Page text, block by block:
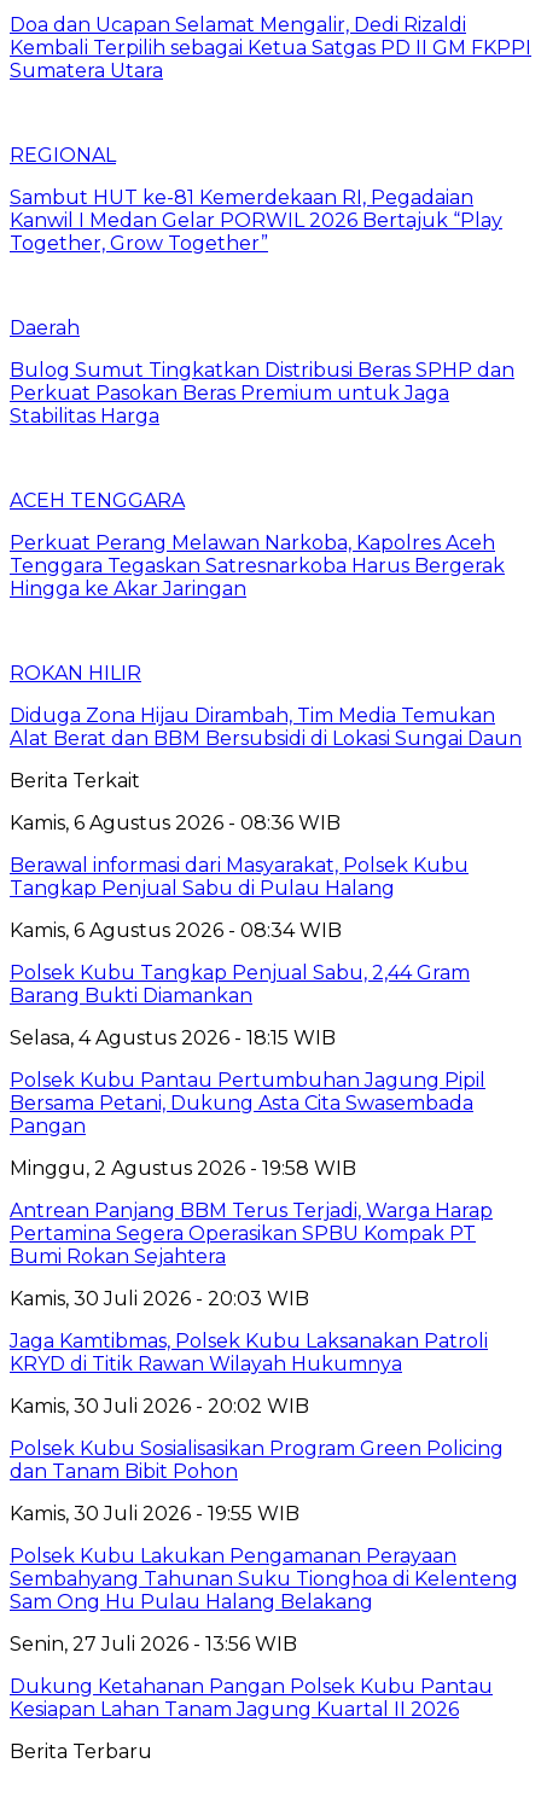
Doa dan Ucapan Selamat Mengalir, Dedi Rizaldi
Kembali Terpilih sebagai Ketua Satgas PD II GM FKPPI
Sumatera Utara
REGIONAL
Sambut HUT ke-81 Kemerdekaan RI, Pegadaian
Kanwil I Medan Gelar PORWIL 2026 Bertajuk “Play
Together, Grow Together”
Daerah
Bulog Sumut Tingkatkan Distribusi Beras SPHP dan
Perkuat Pasokan Beras Premium untuk Jaga
Stabilitas Harga
ACEH TENGGARA
Perkuat Perang Melawan Narkoba, Kapolres Aceh
Tenggara Tegaskan Satresnarkoba Harus Bergerak
Hingga ke Akar Jaringan
ROKAN HILIR
Diduga Zona Hijau Dirambah, Tim Media Temukan
Alat Berat dan BBM Bersubsidi di Lokasi Sungai Daun
Berita Terkait
Kamis, 6 Agustus 2026 - 08:36 WIB
Berawal informasi dari Masyarakat, Polsek Kubu
Tangkap Penjual Sabu di Pulau Halang
Kamis, 6 Agustus 2026 - 08:34 WIB
Polsek Kubu Tangkap Penjual Sabu, 2,44 Gram
Barang Bukti Diamankan
Selasa, 4 Agustus 2026 - 18:15 WIB
Polsek Kubu Pantau Pertumbuhan Jagung Pipil
Bersama Petani, Dukung Asta Cita Swasembada
Pangan
Minggu, 2 Agustus 2026 - 19:58 WIB
Antrean Panjang BBM Terus Terjadi, Warga Harap
Pertamina Segera Operasikan SPBU Kompak PT
Bumi Rokan Sejahtera
Kamis, 30 Juli 2026 - 20:03 WIB
Jaga Kamtibmas, Polsek Kubu Laksanakan Patroli
KRYD di Titik Rawan Wilayah Hukumnya
Kamis, 30 Juli 2026 - 20:02 WIB
Polsek Kubu Sosialisasikan Program Green Policing
dan Tanam Bibit Pohon
Kamis, 30 Juli 2026 - 19:55 WIB
Polsek Kubu Lakukan Pengamanan Perayaan
Sembahyang Tahunan Suku Tionghoa di Kelenteng
Sam Ong Hu Pulau Halang Belakang
Senin, 27 Juli 2026 - 13:56 WIB
Dukung Ketahanan Pangan Polsek Kubu Pantau
Kesiapan Lahan Tanam Jagung Kuartal II 2026
Berita Terbaru